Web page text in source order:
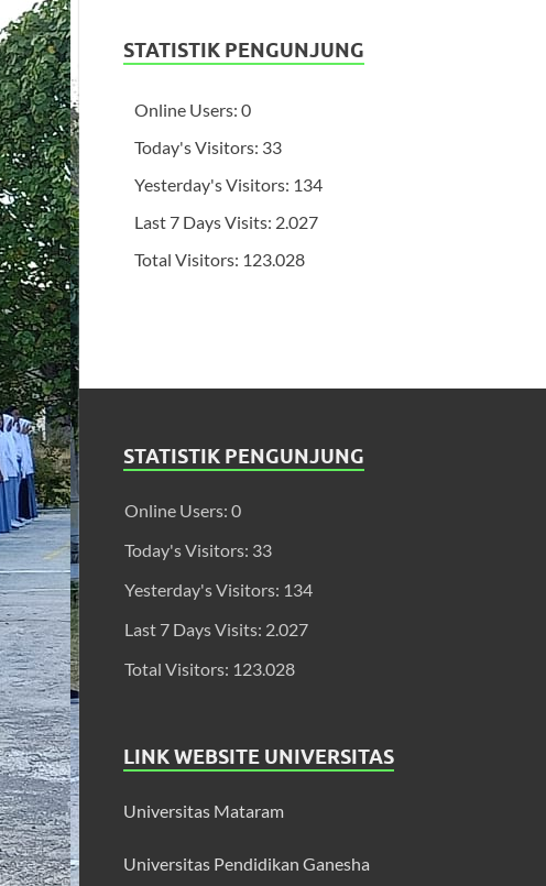
STATISTIK PENGUNJUNG
Online Users: 0
Today's Visitors: 33
Yesterday's Visitors: 134
Last 7 Days Visits: 2.027
Total Visitors: 123.028
STATISTIK PENGUNJUNG
Online Users: 0
Today's Visitors: 33
Yesterday's Visitors: 134
Last 7 Days Visits: 2.027
Total Visitors: 123.028
LINK WEBSITE UNIVERSITAS
Universitas Mataram
Universitas Pendidikan Ganesha